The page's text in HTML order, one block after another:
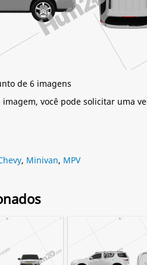
de 6 imagens
você pode solicitar uma
, Minivan, MPV